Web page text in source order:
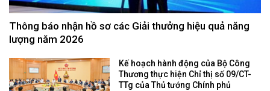
Thông báo nhận hồ sơ các Giải thưởng hiệu quả năng
lượng năm 2026
Kế hoạch hành động của Bộ Công
Thương thực hiện Chỉ thị số 09/CT-
TTg của Thủ tướng Chính phủ